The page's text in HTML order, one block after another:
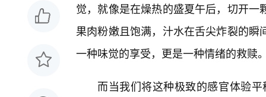
觉，就像是在燥热的盛夏午后，切开
果肉粉嫩且饱满，汁水在舌尖炸裂的
一种味觉的享受，更是一种情绪的救赎
而当我们将这种极致的感官体验